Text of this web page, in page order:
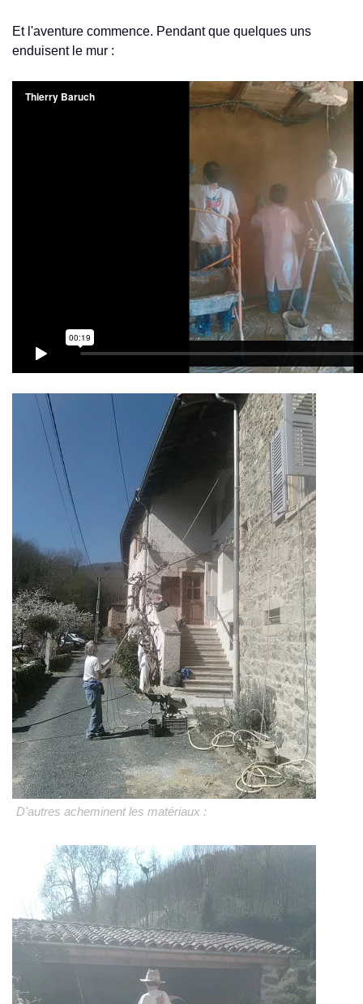
Et l'aventure commence. Pendant que quelques uns
enduisent le mur :
D'autres acheminent les matériaux :